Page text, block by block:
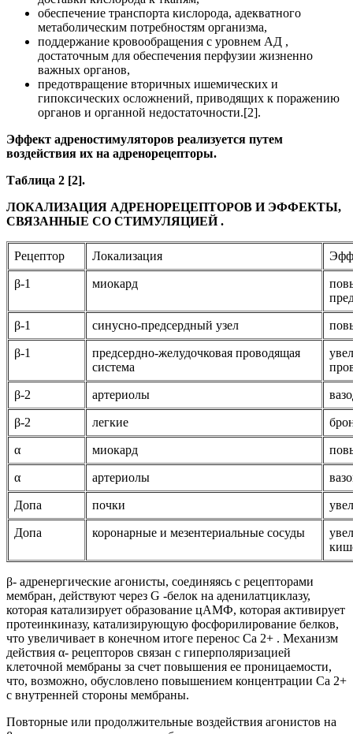
обеспечение транспорта кислорода, адекватного
метаболическим потребностям организма,
поддержание кровообращения с уровнем АД ,
достаточным для обеспечения перфузии жизненно
важных органов,
предотвращение вторичных ишемических и
гипоксических осложнений, приводящих к поражению
органов и органной недостаточности.[2].
Эффект адреностимуляторов реализуется путем
воздействия их на адренорецепторы.
Таблица 2 [2].
ЛОКАЛИЗАЦИЯ АДРЕНОРЕЦЕПТОРОВ И ЭФФЕКТЫ,
СВЯЗАННЫЕ СО СТИМУЛЯЦИЕЙ .
Рецептор Локализация
β-1 миокард
β-1 синусно-предсердный узел
β-1
предсердно-желудочковая проводящая
система
β-2 артериолы
β-2 легкие
α миокард
α артериолы
Допа почки
Допа коронарные и мезентериальные сосуды
β- адренергические агонисты, соединяясь с рецепторами
мембран, действуют через G -белок на аденилатциклазу,
которая катализирует образование цАМФ, которая активирует
протеинкиназу, катализирующую фосфорилирование белков,
что увеличивает в конечном итоге перенос Са 2+ . Механизм
действия α- рецепторов связан с гиперполяризацией
клеточной мембраны за счет повышения ее проницаемости,
что, возможно, обусловлено повышением концентрации Са 2+
с внутренней стороны мембраны.
Повторные или продолжительные воздействия агонистов на